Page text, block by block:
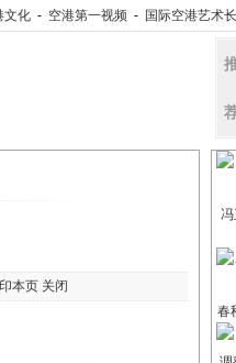
文化 - 空港第一视频 - 国际空港艺术
本页 关闭
冯
春